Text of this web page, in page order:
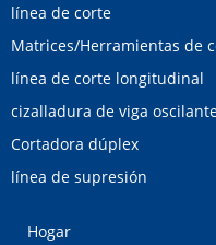
línea de corte
Matrices/Herramientas de
línea de corte longitudinal
cizalladura de viga
Cortadora dúplex
línea de supresión
Hogar